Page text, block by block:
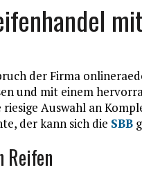
der Firma
und mit einem
Auswahl an
der kann sich die SBB
Reifen